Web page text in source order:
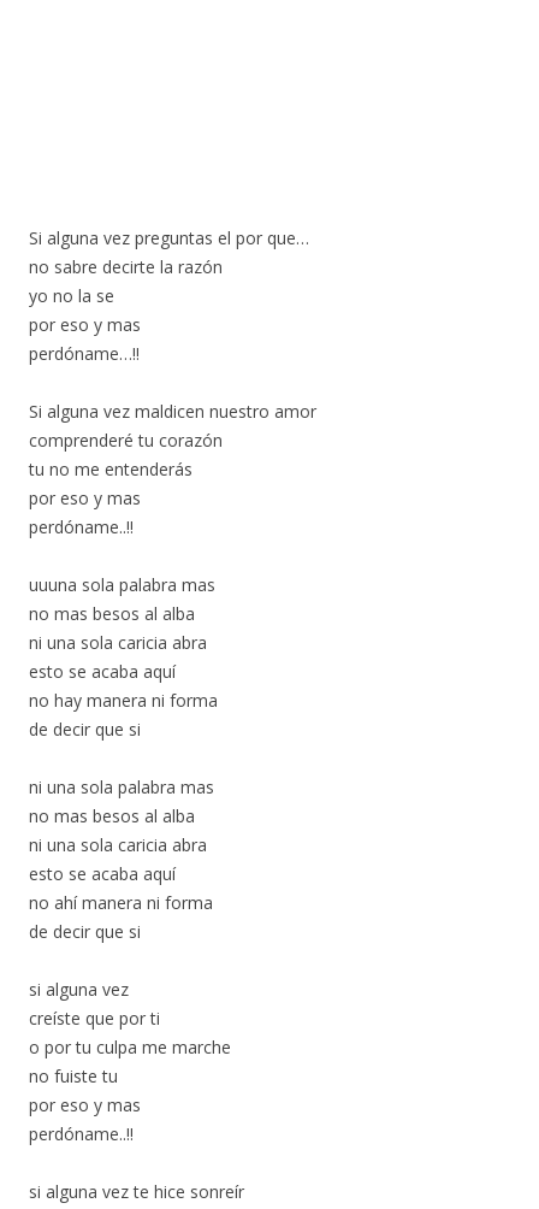
Si alguna vez preguntas el por que…
no sabre decirte la razón
yo no la se
por eso y mas
perdóname…!!
Si alguna vez maldicen nuestro amor
comprenderé tu corazón
tu no me entenderás
por eso y mas
perdóname..!!
uuuna sola palabra mas
no mas besos al alba
ni una sola caricia abra
esto se acaba aquí
no hay manera ni forma
de decir que si
ni una sola palabra mas
no mas besos al alba
ni una sola caricia abra
esto se acaba aquí
no ahí manera ni forma
de decir que si
si alguna vez
creíste que por ti
o por tu culpa me marche
no fuiste tu
por eso y mas
perdóname..!!
si alguna vez te hice sonreír